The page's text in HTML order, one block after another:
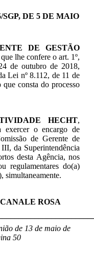
SGP, DE 5 DE MAIO
DE GESTÃO
lhe confere o art. 1º,
de outubro de 2018,
Lei nº 8.112, de 11 de
consta do processo
HECHT,
o encargo de
de Gerente de
III, da Superintendência
desta Agência, nos
regulamentares do(a)
simultaneamente.
ROSA
de 13 de maio de
50